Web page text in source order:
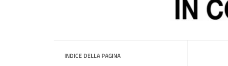
INDICE DELLA PAGINA